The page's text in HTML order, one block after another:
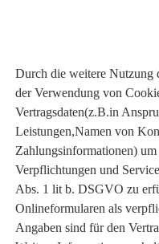
Durch die weitere Nutzung
der Verwendung von
Vertragsdaten(z.B.in
Leistungen,Namen von
Zahlungsinformationen)
Verpflichtungen und
Abs. 1 lit b. DSGVO zu
Onlineformularen als
Angaben sind für den